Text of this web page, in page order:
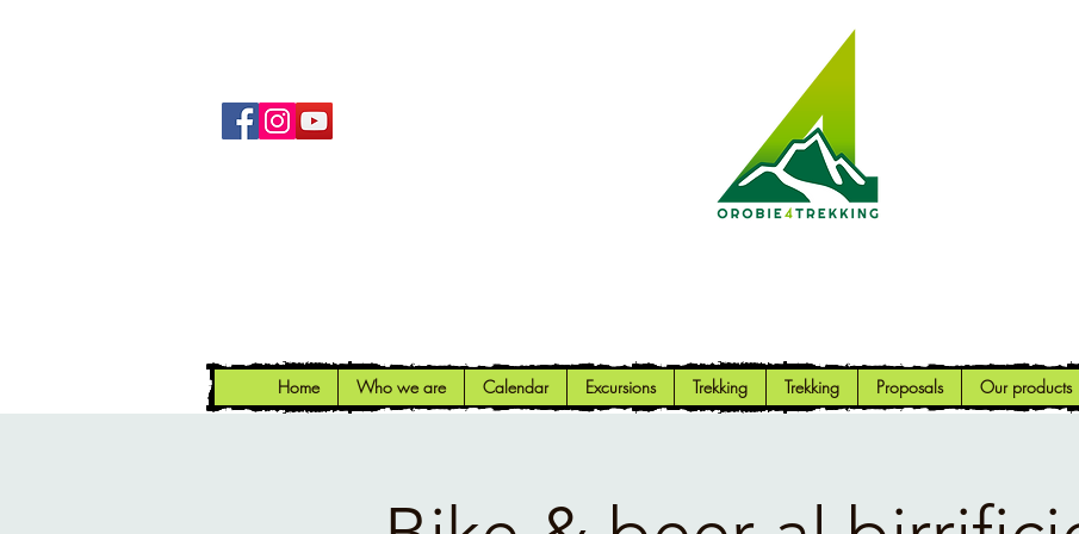
Home Who we are Calendar Excursions Trekking Trekking Proposals Our products